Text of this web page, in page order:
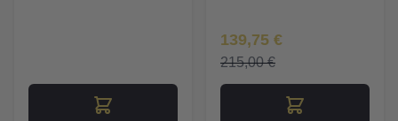
Īpaša Cena
139,75 €
215,00 €